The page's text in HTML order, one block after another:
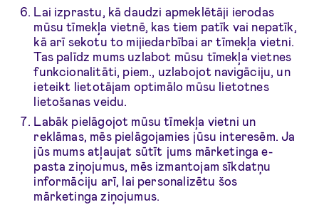
Lai izprastu, kā daudzi apmeklētāji ierodas
mūsu tīmekļa vietnē, kas tiem patīk vai nepatīk,
kā arī sekotu to mijiedarbībai ar tīmekļa vietni.
Tas palīdz mums uzlabot mūsu tīmekļa vietnes
funkcionalitāti, piem., uzlabojot navigāciju, un
ieteikt lietotājam optimālo mūsu lietotnes
lietošanas veidu.
Labāk pielāgojot mūsu tīmekļa vietni un
reklāmas, mēs pielāgojamies jūsu interesēm. Ja
jūs mums atļaujat sūtīt jums mārketinga e-
pasta ziņojumus, mēs izmantojam sīkdatņu
informāciju arī, lai personalizētu šos
mārketinga ziņojumus.